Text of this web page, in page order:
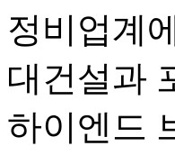
정비업계
대건설과
하이엔드